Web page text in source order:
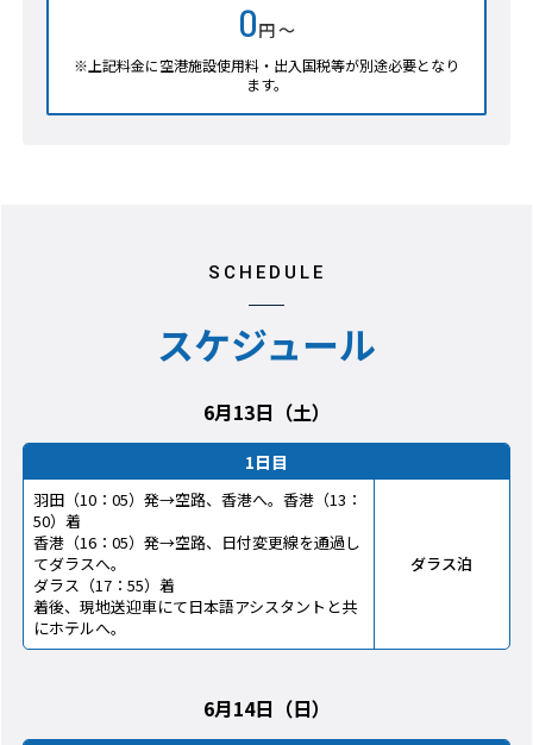
0円 ～
※上記料金に空港施設使用料・出入国税等が別途必要となり
ます。
SCHEDULE
スケジュール
6月13日（土）
1日目
羽田（10：05）発→空路、香港へ。香港（13：
50）着
香港（16：05）発→空路、日付変更線を通過し
てダラスへ。
ダラス（17：55）着
着後、現地送迎車にて日本語アシスタントと共
にホテルへ。
ダラス泊
6月14日（日）